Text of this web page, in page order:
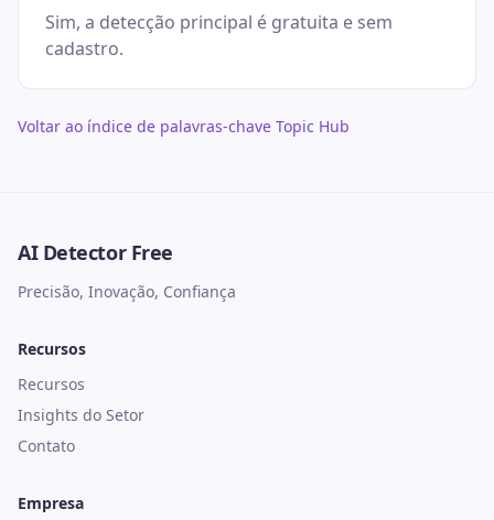
Sim, a detecção principal é gratuita e sem
cadastro.
Voltar ao índice de palavras-chave Topic Hub
AI Detector Free
Precisão, Inovação, Confiança
Recursos
Recursos
Insights do Setor
Contato
Empresa